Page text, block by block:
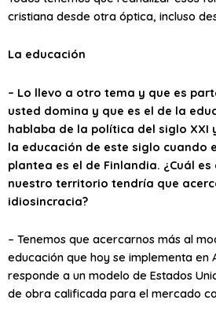
cristiana desde otra óptica, incluso
La educación
– Lo llevo a otro tema y que es
usted domina y que es el de la
hablaba de la política del siglo XXI
la educación de este siglo cuando
plantea es el de Finlandia. ¿Cuál
nuestro territorio tendría que
idiosincracia?
– Tenemos que acercarnos más al
educación que hoy se implementa en
responde a un modelo de Estados
de obra calificada para el mercado